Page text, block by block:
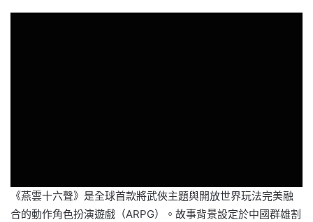
《燕雲十六聲》是全球首款將武俠主題與開放世界玩法完美融
合的動作角色扮演遊戲（ARPG）。故事背景設定於中國群雄割